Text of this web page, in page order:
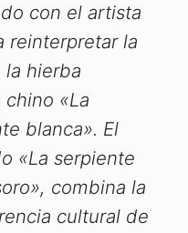
con el artista
reinterpretar la
hierba
«La
blanca». El
«La serpiente
combina la
cultural de